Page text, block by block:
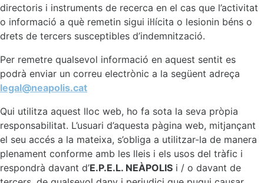
directoris i instruments de recerca en el cas que l’activitat
o informació a què remetin sigui il·lícita o lesionin béns o
drets de tercers susceptibles d’indemnització.
Per remetre qualsevol informació en aquest sentit es
podrà enviar un correu electrònic a la següent adreça
legal@neapolis.cat
Qui utilitza aquest lloc web, ho fa sota la seva pròpia
responsabilitat. L’usuari d’aquesta pàgina web, mitjançant
el seu accés a la mateixa, s’obliga a utilitzar-la de manera
plenament conforme amb les lleis i els usos del tràfic i
respondrà davant d’E.P.E.L. NEÀPOLIS i / o davant de